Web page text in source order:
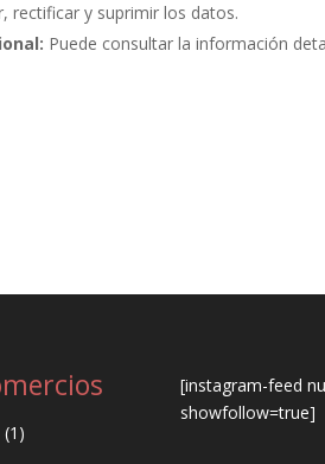
rectificar y suprimir los datos.
Puede consultar la información
(1)
[instagram-feed
showfollow=true]